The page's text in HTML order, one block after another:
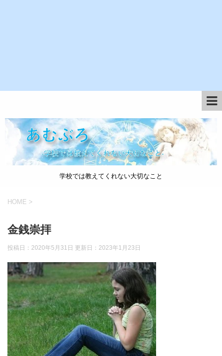
学校では教えてくれない大切なこと
HOME >
金銭崇拝
投稿日：2020年5月31日 更新日： 2023年1月23日